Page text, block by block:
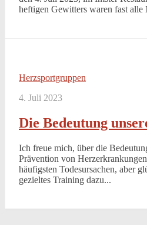
heftigen Gewitters waren fast
Herzsportgruppen
4. Juli 2023
Die Bedeutung
Ich freue mich, über die
Prävention von
häufigsten Todesursachen, aber
gezieltes Training dazu...